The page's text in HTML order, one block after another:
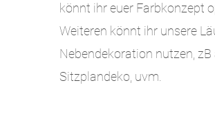
könnt ihr euer Farbkonzept
Weiteren könnt ihr unsere
Nebendekoration nutzen,
Sitzplandeko, uvm.